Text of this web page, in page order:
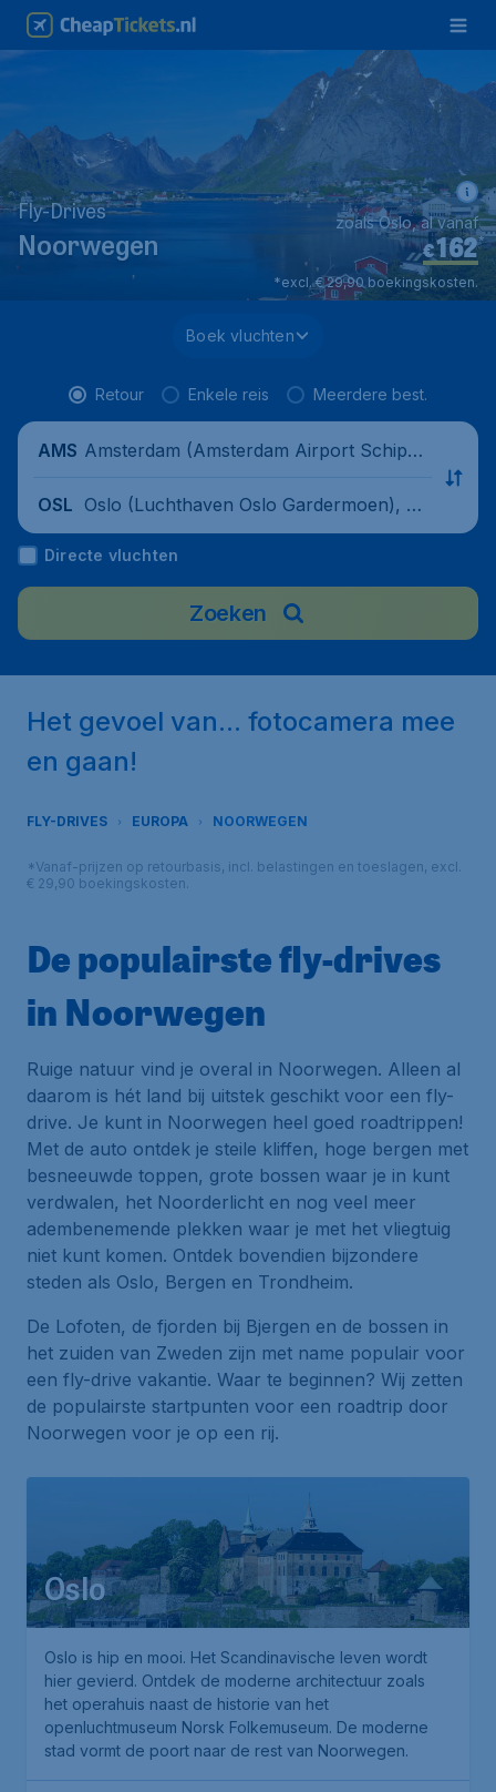
Fly-Drives
Noorwegen €162*
zoals Oslo, al vanaf
*excl. € 29,90 boekingskosten.
Boek vluchten
Retour Enkele reis Meerdere best.
AMS Amsterdam (Amsterdam Airport Schipho
OSL Oslo (Luchthaven Oslo Gardermoen), No
orwegen
Directe vluchten
Zoeken
Het gevoel van... fotocamera mee
en gaan!
FLY-DRIVES EUROPA NOORWEGEN
*Vanaf-prijzen op retourbasis, incl. belastingen en toeslagen, excl.
€ 29,90 boekingskosten.
De populairste fly-drives
in Noorwegen
Ruige natuur vind je overal in Noorwegen. Alleen al
daarom is hét land bij uitstek geschikt voor een fly-
drive. Je kunt in Noorwegen heel goed roadtrippen!
Met de auto ontdek je steile kliffen, hoge bergen met
besneeuwde toppen, grote bossen waar je in kunt
verdwalen, het Noorderlicht en nog veel meer
adembenemende plekken waar je met het vliegtuig
niet kunt komen. Ontdek bovendien bijzondere
steden als Oslo, Bergen en Trondheim.
De Lofoten, de fjorden bij Bjergen en de bossen in
het zuiden van Zweden zijn met name populair voor
een fly-drive vakantie. Waar te beginnen? Wij zetten
de populairste startpunten voor een roadtrip door
Noorwegen voor je op een rij.
Oslo
Oslo is hip en mooi. Het Scandinavische leven wordt
hier gevierd. Ontdek de moderne architectuur zoals
het operahuis naast de historie van het
openluchtmuseum Norsk Folkemuseum. De moderne
stad vormt de poort naar de rest van Noorwegen.